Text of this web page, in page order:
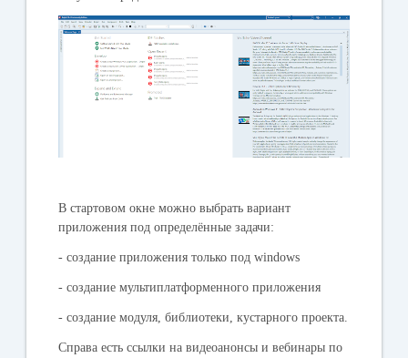
В стартовом окне можно выбрать вариант
приложения под определённые задачи:
- создание приложения только под windows
- создание мультиплатформенного приложения
- создание модуля, библиотеки, кустарного проекта.
Справа есть ссылки на видеоанонсы и вебинары по